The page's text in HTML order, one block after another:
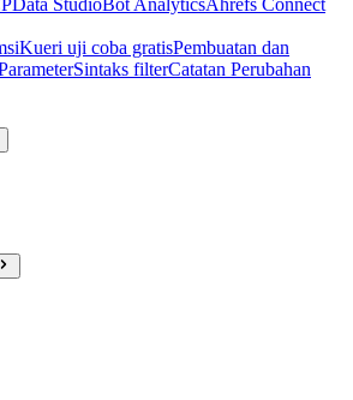
Kueri uji coba gratisPembuatan dan
Sintaks filterCatatan Perubahan